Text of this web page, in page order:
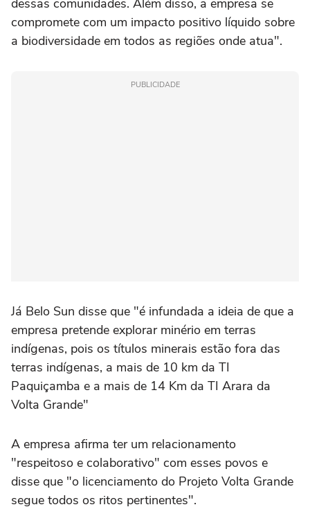
dessas comunidades. Além disso, a empresa se
compromete com um impacto positivo líquido sobre
a biodiversidade em todos as regiões onde atua".
PUBLICIDADE
Já Belo Sun disse que "é infundada a ideia de que a
empresa pretende explorar minério em terras
indígenas, pois os títulos minerais estão fora das
terras indígenas, a mais de 10 km da TI
Paquiçamba e a mais de 14 Km da TI Arara da
Volta Grande"
A empresa afirma ter um relacionamento
"respeitoso e colaborativo" com esses povos e
disse que "o licenciamento do Projeto Volta Grande
segue todos os ritos pertinentes".